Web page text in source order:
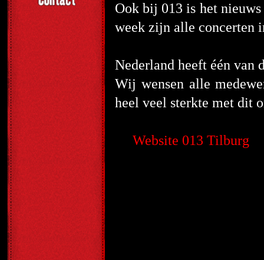
Ook bij 013 is het
week zijn alle concerten
Nederland heeft één van
Wij wensen alle
heel veel sterkte met dit
Website 013 Tilburg